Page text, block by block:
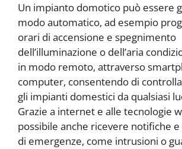
Un impianto domotico può essere
modo automatico, ad esempio
orari di accensione e spegnimento
dell’illuminazione o dell’aria
in modo remoto, attraverso
computer, consentendo di
gli impianti domestici da qualsiasi
Grazie a internet e alle tecnologie
possibile anche ricevere notifiche e
di emergenze, come intrusioni o